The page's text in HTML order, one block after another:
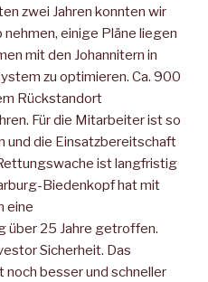
zwei Jahren konnten wir
einige Pläne liegen
mit den Johannitern in
zu optimieren. Ca. 900
Rückstandort
Für die Mitarbeiter ist so
und die Einsatzbereitschaft
ist langfristig
Biedenkopf hat mit
eine
über 25 Jahre getroffen.
Sicherheit. Das
besser und schneller